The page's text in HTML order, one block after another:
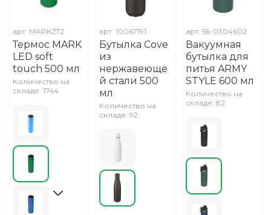
арт. MARK272
Термос MARK
LED soft
touch 500 мл
Количество на
складе: 1744
арт.10067191
Бутылка Cove
из
нержавеюще
й стали 500
мл
Количество на
складе: 92
арт.56-0304602
Вакуумная
бутылка для
питья ARMY
STYLE 600 мл
Количество на
складе: 82